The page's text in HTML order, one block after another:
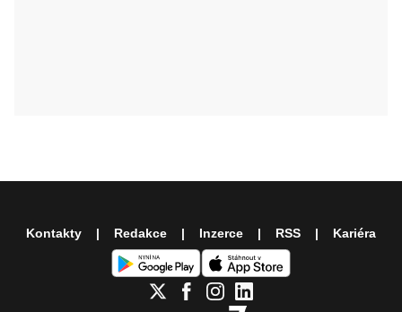
Kontakty Redakce Inzerce RSS Kariéra